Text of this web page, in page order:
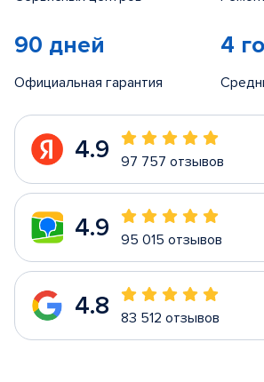
90 дней
Официальная гарантия
4
4.9 97 757 отзывов
4.9 95 015 отзывов
4.8 83 512 отзывов